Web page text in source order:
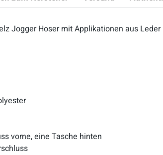
Jogger Hoser mit Applikationen aus
vorne, eine Tasche hinten